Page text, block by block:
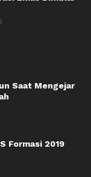
Saat Mengejar
Formasi 2019